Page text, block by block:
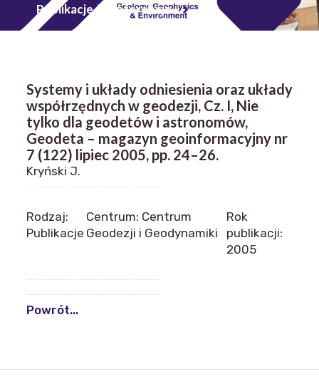
Publikacje i konferencje
Systemy i układy odniesienia oraz układy
współrzędnych w geodezji, Cz. I, Nie
tylko dla geodetów i astronomów,
Geodeta – magazyn geoinformacyjny nr
7 (122) lipiec 2005, pp. 24–26.
Kryński J.
Rodzaj:
Publikacje
Centrum: Centrum
Geodezji i Geodynamiki
Rok
publikacji:
2005
Powrót...